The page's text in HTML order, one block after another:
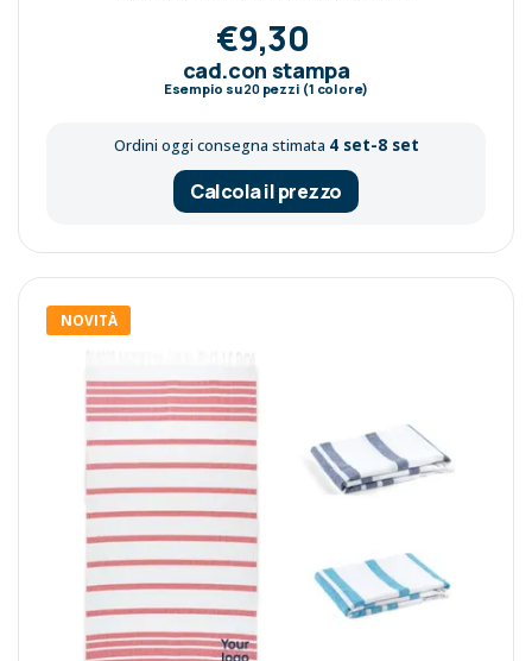
€9,30
cad.con stampa
Esempio su20pezzi (1 colore)
Ordini oggi consegna stimata 4 set-8 set
Calcola il prezzo
NOVITÀ